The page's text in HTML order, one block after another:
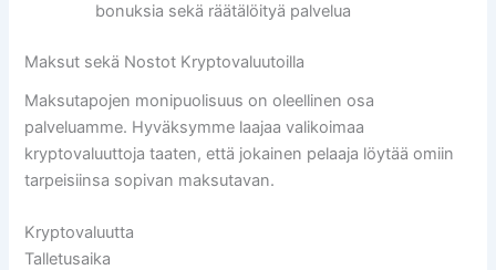
bonuksia sekä räätälöityä palvelua
Maksut sekä Nostot Kryptovaluutoilla
Maksutapojen monipuolisuus on oleellinen osa
palveluamme. Hyväksymme laajaa valikoimaa
kryptovaluuttoja taaten, että jokainen pelaaja löytää omiin
tarpeisiinsa sopivan maksutavan.
Kryptovaluutta
Talletusaika